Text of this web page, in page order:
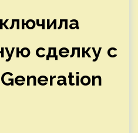
сделку с